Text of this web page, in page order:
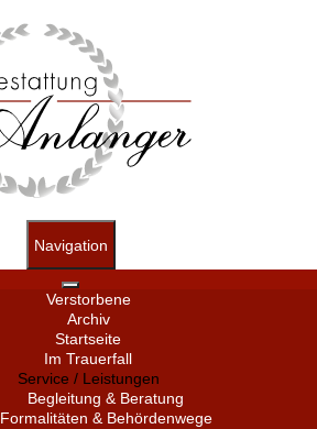
Navigation
Verstorbene
Archiv
Startseite
Im Trauerfall
Service / Leistungen
Begleitung & Beratung
Formalitäten & Behördenwege